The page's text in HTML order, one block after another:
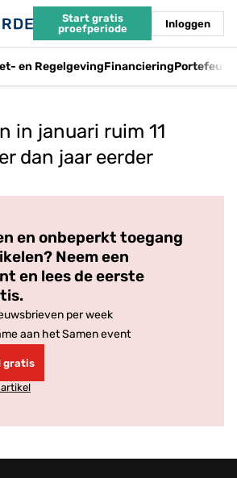
Start gratis
proefperiode
Inloggen
en RegelgevingFinanciering
in januari ruim 11
dan jaar eerder
en onbeperkt toegang
Neem een
en lees de eerste
per week
aan het Samen event
gratis